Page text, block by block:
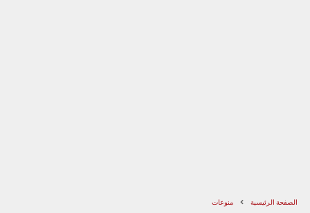
الصفحة الرئيسية منوعات